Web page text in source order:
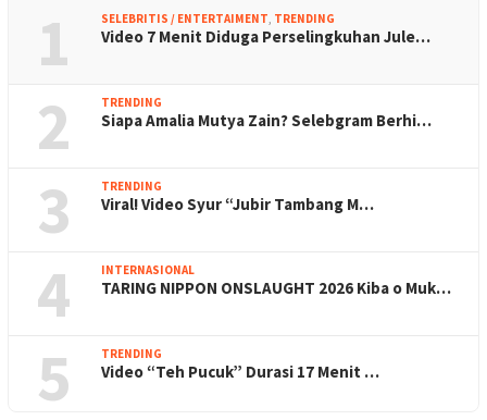
1 SELEBRITIS / ENTERTAIMENT, TRENDING
Video 7 Menit Diduga Perselingkuhan Jule…
2 TRENDING
Siapa Amalia Mutya Zain? Selebgram Berhi…
3 TRENDING
Viral! Video Syur “Jubir Tambang M…
4 INTERNASIONAL
TARING NIPPON ONSLAUGHT 2026 Kiba o Muk…
5 TRENDING
Video “Teh Pucuk” Durasi 17 Menit …